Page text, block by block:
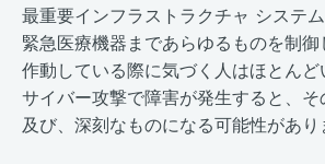
最重要インフラストラクチャ システ
緊急医療機器まであらゆるものを制
作動している際に気づく人はほとん
サイバー攻撃で障害が発生すると、
及び、深刻なものになる可能性があり